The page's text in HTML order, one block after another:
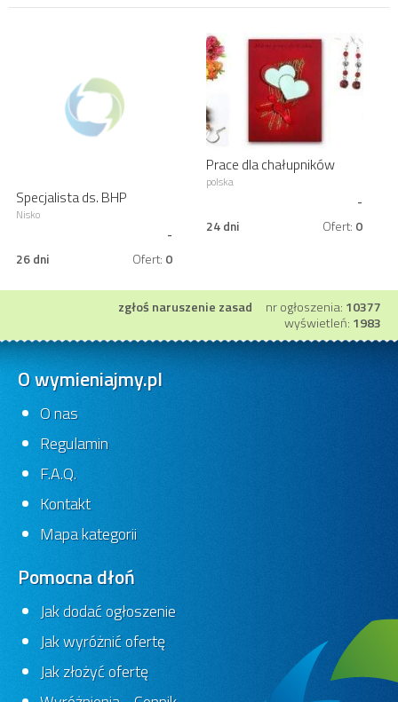
Specjalista ds. BHP
Nisko
-
26 dni
Ofert: 0
Prace dla chałupników
polska
-
24 dni
Ofert: 0
Specjalista ds. BHP Specjalista ds. BHP
zgłoś naruszenie zasad nr ogłoszenia: 10377
wyświetleń: 1983
O wymieniajmy.pl
O nas
Regulamin
F.A.Q.
Kontakt
Mapa kategorii
Pomocna dłoń
Jak dodać ogłoszenie
Jak wyróżnić ofertę
Jak złożyć ofertę